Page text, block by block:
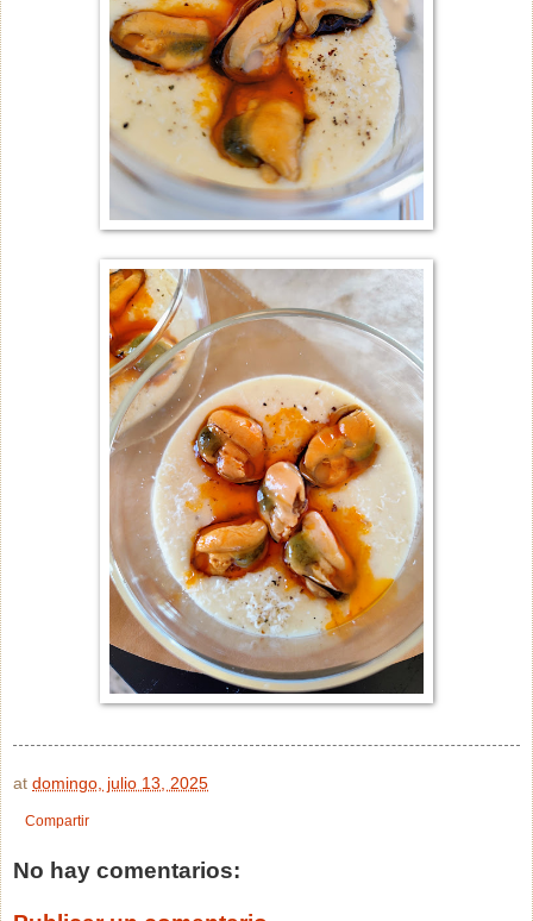
at domingo, julio 13, 2025
Compartir
No hay comentarios: